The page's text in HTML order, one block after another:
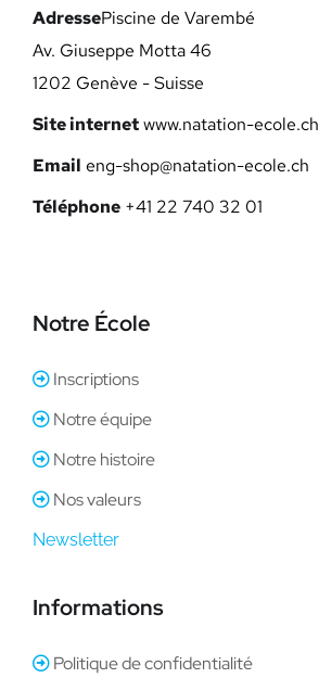
AdressePiscine de Varembé
Av. Giuseppe Motta 46
1202 Genève - Suisse
Site internetwww.natation-ecole.ch
Email eng-shop@natation-ecole.ch
Téléphone +41 22 740 32 01
Notre École
Inscriptions
Notre équipe
Notre histoire
Nos valeurs
Newsletter
Informations
Politique de confidentialité